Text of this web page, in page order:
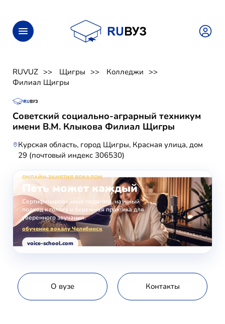
RUVUZ Щигры
Колледжи
Филиал Щигры
Советский социально-аграрный техникум
имени В.М. Клыкова Филиал Щигры
Курская область, город Щигры, Красная улица, дом
29 (почтовый индекс 306530)
ОНЛАЙН-ЗАНЯТИЯ ВОКАЛОМ
Петь может каждый
Сертифицированные педагоги, научный
подход к голосу и бережная практика для
уверенного звучания.
обучение вокалу Челябинск
voice-school.com
О вузе Контакты